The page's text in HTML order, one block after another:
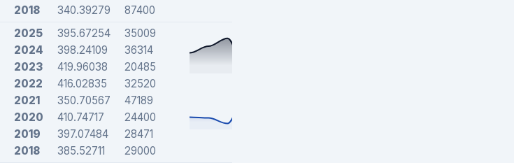
2018
340.39279
87400
2025
2024
2023
2022
2021
2020
2019
2018
395.67254
398.24109
419.96038
416.02835
350.70567
410.74717
397.07484
385.52711
35009
36314
20485
32520
47189
24400
28471
29000